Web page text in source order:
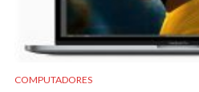
COMPUTADORES